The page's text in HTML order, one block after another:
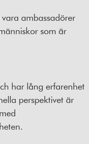
ambassadörer
som är
har lång erfarenhet
perspektivet är